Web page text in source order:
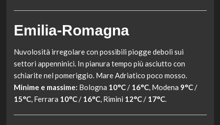
Emilia-Romagna
Nuvolosità irregolare con possibili piogge deboli sui
settori appenninici. In pianura tempo più asciutto con
schiarite nel pomeriggio. Mare Adriatico poco mosso.
Minime e massime: Bologna 10°C/ 16°C, Modena 9°C/
15°C, Ferrara 10°C/ 16°C, Rimini 12°C/ 17°C.